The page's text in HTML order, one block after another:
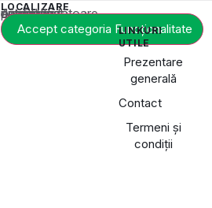
LOCALIZARE
Acest conținut este blocat până când acceptați categoria corespunzătoare de cookie-uri.
Accept categoria Funcționalitate
LINKURI
UTILE
Prezentare
generală
Contact
Termeni și
condiții